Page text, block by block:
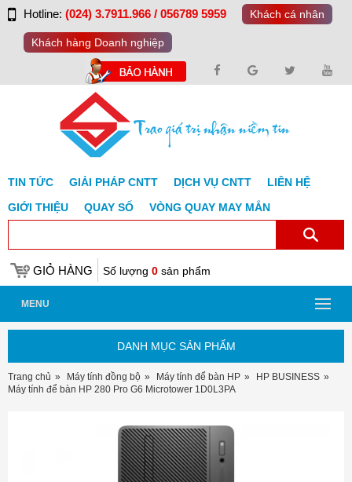
Hotline: (024) 3.7911.966 / 056789 5959 Khách cá nhân
Khách hàng Doanh nghiệp
TIN TỨC GIẢI PHÁP CNTT DỊCH VỤ CNTT
LIÊN HỆ
GIỚI THIỆU
QUAY SỐ VÒNG QUAY MAY MẮN
GIỎ HÀNG Số lượng 0 sản phẩm
MENU
DANH MỤC SẢN PHẨM
Trang chủ Máy tính đồng bộ Máy tính để bàn HP
HP BUSINESS
Máy tính để bàn HP 280 Pro G6 Microtower 1D0L3PA